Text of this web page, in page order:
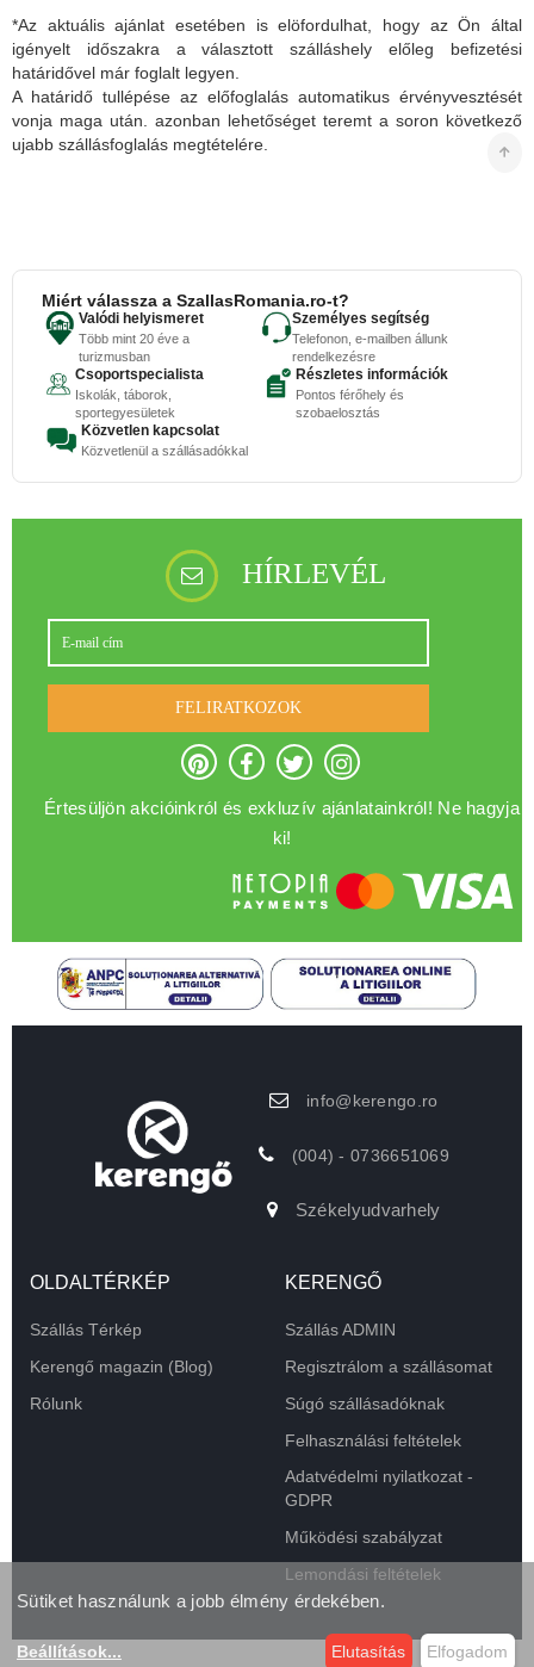
*Az aktuális ajánlat esetében is elöfordulhat, hogy az Ön által
igényelt időszakra a választott szálláshely előleg befizetési
határidővel már foglalt legyen.
A határidő tullépése az előfoglalás automatikus érvényvesztését
vonja maga után. azonban lehetőséget teremt a soron következő
ujabb szállásfoglalás megtételére.
Miért válassza a SzallasRomania.ro-t?
Valódi helyismeret
Több mint 20 éve a
turizmusban
Személyes segítség
Telefonon, e-mailben állunk
rendelkezésre
Csoportspecialista
Iskolák, táborok,
sportegyesületek
Részletes információk
Pontos férőhely és
szobaelosztás
Közvetlen kapcsolat
Közvetlenül a szállásadókkal
HÍRLEVÉL
FELIRATKOZOK
Értesüljön akcióinkról és exkluzív ajánlatainkról! Ne hagyja
ki!
info@kerengo.ro
(004) - 0736651069
Székelyudvarhely
OLDALTÉRKÉP
Szállás Térkép
Kerengő magazin (Blog)
Rólunk
KERENGŐ
Szállás ADMIN
Regisztrálom a szállásomat
Súgó szállásadóknak
Felhasználási feltételek
Adatvédelmi nyilatkozat -
GDPR
Működési szabályzat
Lemondási feltételek
Sütiket használunk a jobb élmény érdekében.
Beállítások... Elutasítás Elfogadom